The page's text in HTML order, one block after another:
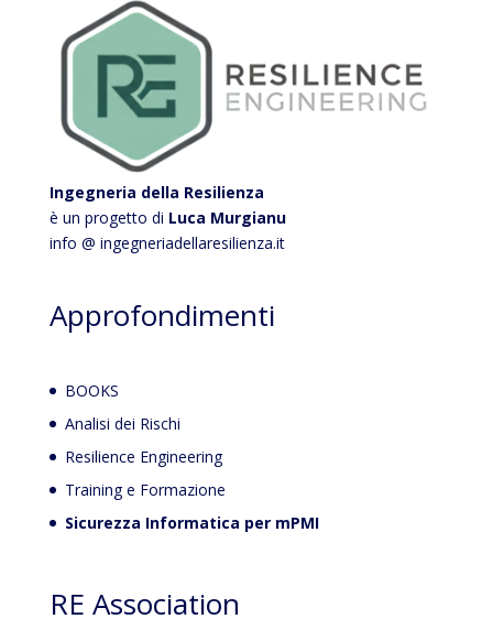
Ingegneria della Resilienza
è un progetto di Luca Murgianu
info @ ingegneriadellaresilienza.it
Approfondimenti
BOOKS
Analisi dei Rischi
Resilience Engineering
Training e Formazione
Sicurezza Informatica per mPMI
RE Association